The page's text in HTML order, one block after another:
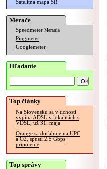
Satelitná mapa SR
Merače
Speedmeter Merania
Pingmeter
Googlemeter
Hľadanie
Top články
Na Slovensku sa v tichosti
vypína ADSL v lokalitách s
VDSL, už 31. mája
Orange sa doťahuje na UPC
a O2, spustí 2.5 Gbps
pripojenie
Top správy